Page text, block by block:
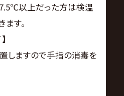
以上だった方は検温
す。
しますので手指の消毒を